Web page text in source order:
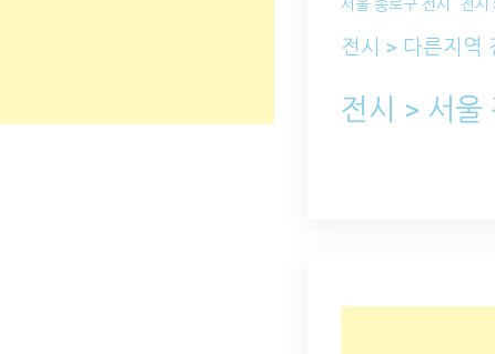
서울 종로구 전시 전시
전시 > 다른지역
전시 > 서울